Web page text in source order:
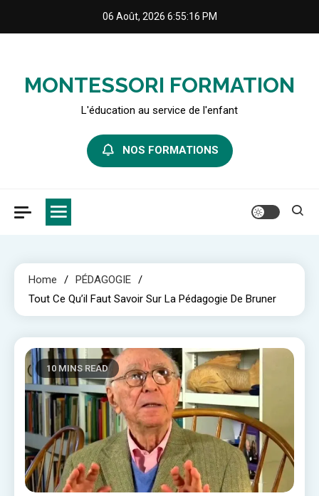
06 Août, 2026 6:55:18 PM
MONTESSORI FORMATION
L'éducation au service de l'enfant
NOS FORMATIONS
Home
PÉDAGOGIE
Tout Ce Qu’il Faut Savoir Sur La Pédagogie De Bruner
10 MINS READ